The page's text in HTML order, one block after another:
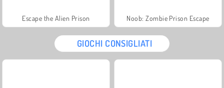
Escape the Alien Prison Noob: Zombie Prison Escape
GIOCHI CONSIGLIATI